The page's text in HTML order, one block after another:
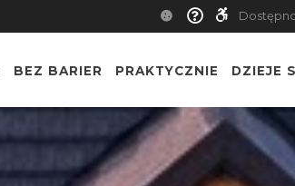
BEZ BARIER PRAKTYCZNIE DZIEJE